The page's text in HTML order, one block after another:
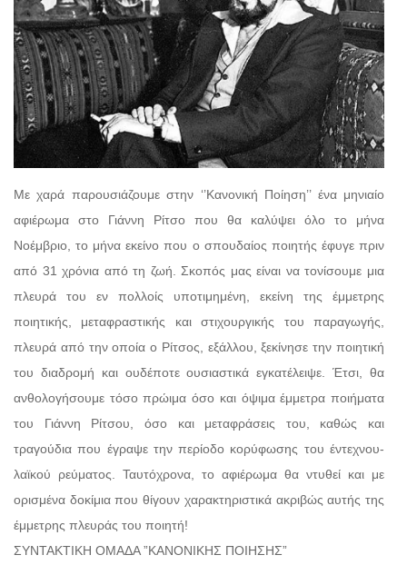
Με χαρά παρουσιάζουμε στην ‘’Κανονική Ποίηση’’ ένα μηνιαίο
αφιέρωμα στο Γιάννη Ρίτσο που θα καλύψει όλο το μήνα
Νοέμβριο, το μήνα εκείνο που ο σπουδαίος ποιητής έφυγε πριν
από 31 χρόνια από τη ζωή. Σκοπός μας είναι να τονίσουμε μια
πλευρά του εν πολλοίς υποτιμημένη, εκείνη της έμμετρης
ποιητικής, μεταφραστικής και στιχουργικής του παραγωγής,
πλευρά από την οποία ο Ρίτσος, εξάλλου, ξεκίνησε την ποιητική
του διαδρομή και ουδέποτε ουσιαστικά εγκατέλειψε. Έτσι, θα
ανθολογήσουμε τόσο πρώιμα όσο και όψιμα έμμετρα ποιήματα
του Γιάννη Ρίτσου, όσο και μεταφράσεις του, καθώς και
τραγούδια που έγραψε την περίοδο κορύφωσης του έντεχνου-
λαϊκού ρεύματος. Ταυτόχρονα, το αφιέρωμα θα ντυθεί και με
ορισμένα δοκίμια που θίγουν χαρακτηριστικά ακριβώς αυτής της
έμμετρης πλευράς του ποιητή!
ΣΥΝΤΑΚΤΙΚΗ ΟΜΑΔΑ ”ΚΑΝΟΝΙΚΗΣ ΠΟΙΗΣΗΣ”